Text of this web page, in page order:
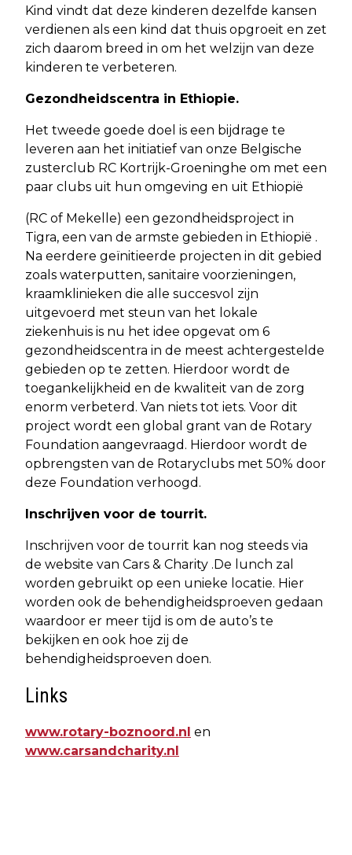
Kind vindt dat deze kinderen dezelfde kansen
verdienen als een kind dat thuis opgroeit en zet
zich daarom breed in om het welzijn van deze
kinderen te verbeteren.
Gezondheidscentra in Ethiopie.
Het tweede goede doel is een bijdrage te
leveren aan het initiatief van onze Belgische
zusterclub RC Kortrijk-Groeninghe om met een
paar clubs uit hun omgeving en uit Ethiopië
(RC of Mekelle) een gezondheidsproject in
Tigra, een van de armste gebieden in Ethiopië .
Na eerdere geïnitieerde projecten in dit gebied
zoals waterputten, sanitaire voorzieningen,
kraamklinieken die alle succesvol zijn
uitgevoerd met steun van het lokale
ziekenhuis is nu het idee opgevat om 6
gezondheidscentra in de meest achtergestelde
gebieden op te zetten. Hierdoor wordt de
toegankelijkheid en de kwaliteit van de zorg
enorm verbeterd. Van niets tot iets. Voor dit
project wordt een global grant van de Rotary
Foundation aangevraagd. Hierdoor wordt de
opbrengsten van de Rotaryclubs met 50% door
deze Foundation verhoogd.
Inschrijven voor de tourrit.
Inschrijven voor de tourrit kan nog steeds via
de website van Cars & Charity .De lunch zal
worden gebruikt op een unieke locatie. Hier
worden ook de behendigheidsproeven gedaan
waardoor er meer tijd is om de auto’s te
bekijken en ook hoe zij de
behendigheidsproeven doen.
Links
www.rotary-boznoord.nl en
www.carsandcharity.nl